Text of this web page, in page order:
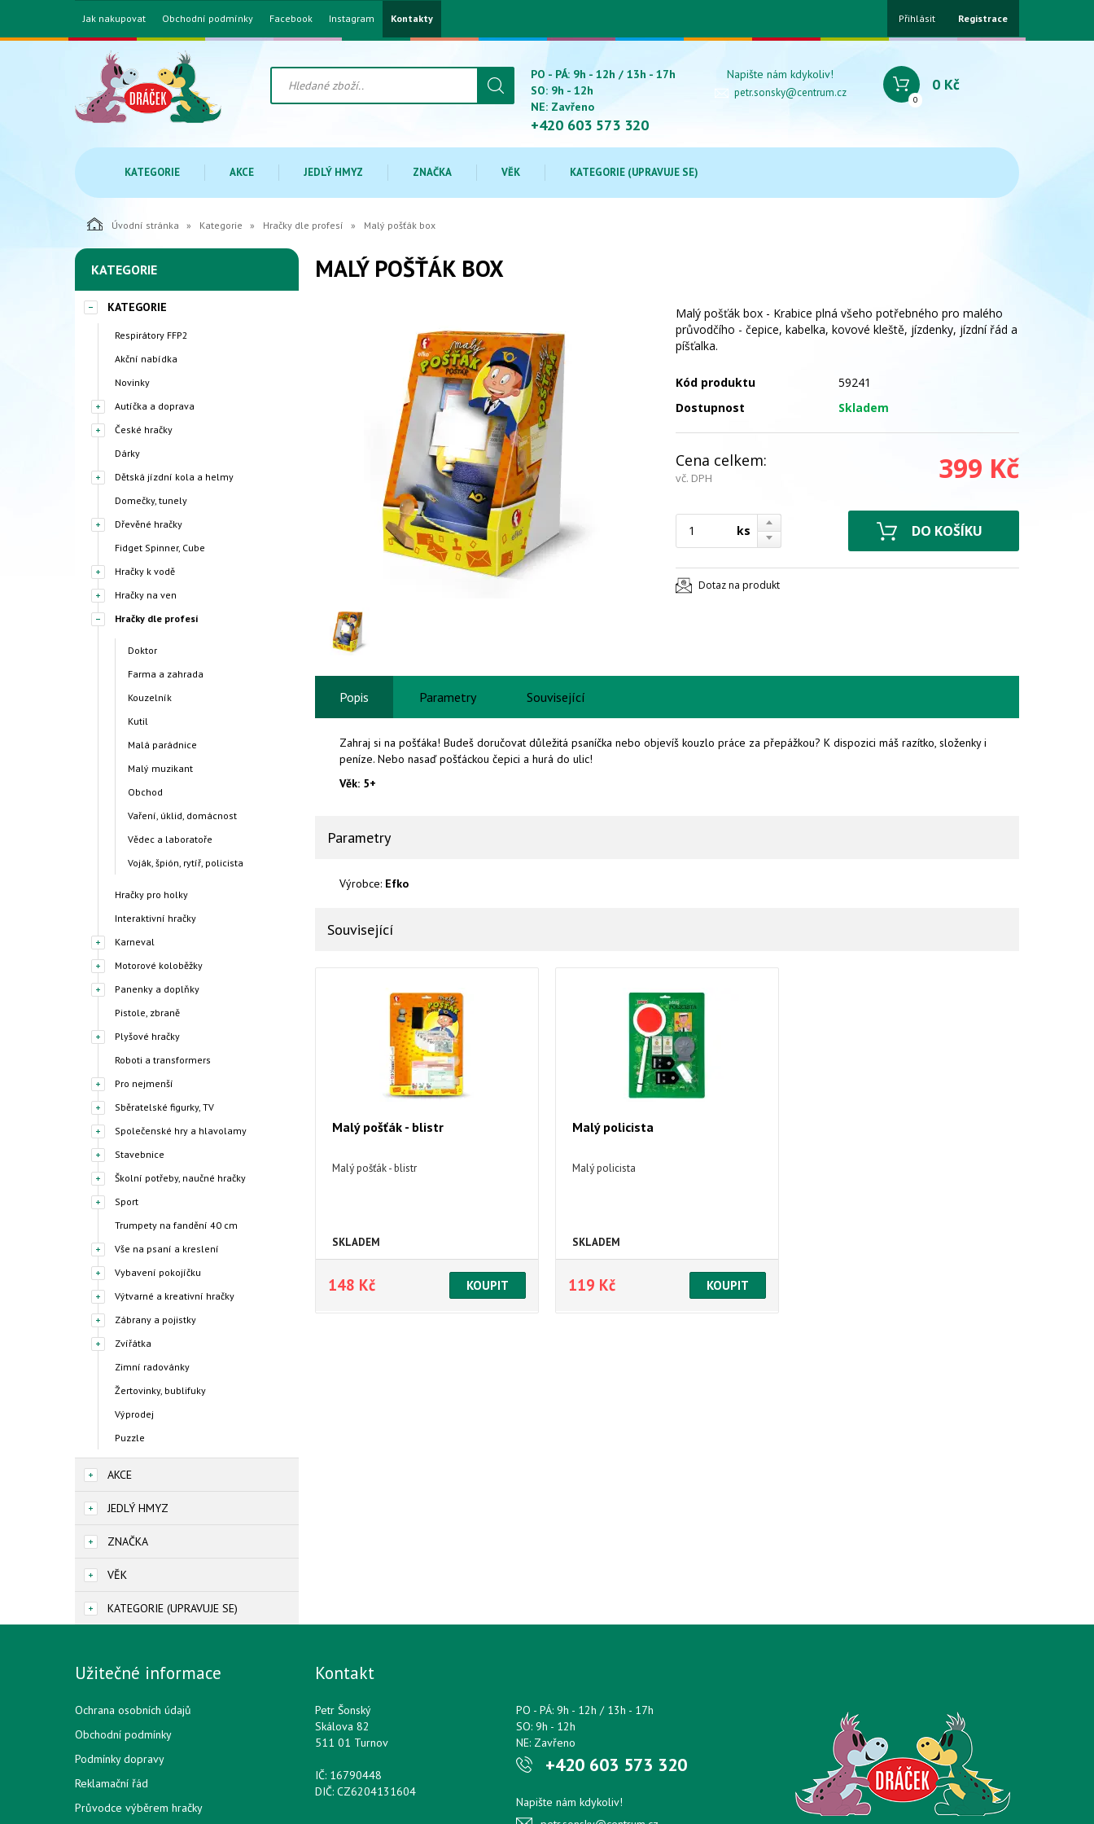
Jak nakupovat Obchodní podmínky Facebook Instagram Kontakty Přihlásit Registrace
PO - PÁ: 9h - 12h / 13h - 17h
SO: 9h - 12h
NE: Zavřeno
+420 603 573 320
Napište nám kdykoliv!
petr.sonsky@centrum.cz
0
0 Kč
KATEGORIE AKCE JEDLÝ HMYZ ZNAČKA VĚK KATEGORIE (UPRAVUJE SE)
Úvodní stránka Kategorie Hračky dle profesí Malý pošťák box
KATEGORIE
KATEGORIE
Respirátory FFP2
Akční nabídka
Novinky
Autíčka a doprava
České hračky
Dárky
Dětská jízdní kola a helmy
Domečky, tunely
Dřevěné hračky
Fidget Spinner, Cube
Hračky k vodě
Hračky na ven
Hračky dle profesí
Doktor
Farma a zahrada
Kouzelník
Kutil
Malá parádnice
Malý muzikant
Obchod
Vaření, úklid, domácnost
Vědec a laboratoře
Voják, špión, rytíř, policista
Hračky pro holky
Interaktivní hračky
Karneval
Motorové koloběžky
Panenky a doplňky
Pistole, zbraně
Plyšové hračky
Roboti a transformers
Pro nejmenší
Sběratelské figurky, TV
Společenské hry a hlavolamy
Stavebnice
Školní potřeby, naučné hračky
Sport
Trumpety na fandění 40 cm
Vše na psaní a kreslení
Vybavení pokojíčku
Výtvarné a kreativní hračky
Zábrany a pojistky
Zvířátka
Zimní radovánky
Žertovinky, bublifuky
Výprodej
Puzzle
AKCE
JEDLÝ HMYZ
ZNAČKA
VĚK
KATEGORIE (UPRAVUJE SE)
MALÝ POŠŤÁK BOX
Malý pošťák box - Krabice plná všeho potřebného pro malého
průvodčího - čepice, kabelka, kovové kleště, jízdenky, jízdní řád a
píšťalka.
Kód produktu
59241
Dostupnost
Skladem
Cena celkem:
vč. DPH 399 Kč
ks
Dotaz na produkt
Popis Parametry Související
Zahraj si na pošťáka! Budeš doručovat důležitá psaníčka nebo objevíš kouzlo práce za přepážkou? K dispozici máš razítko, složenky i
peníze. Nebo nasaď pošťáckou čepici a hurá do ulic!
Věk: 5+
Parametry
Výrobce: Efko
Související
Malý pošťák - blistr
Malý pošťák - blistr
SKLADEM
148 Kč
Malý policista
Malý policista
SKLADEM
119 Kč
Užitečné informace
Ochrana osobních údajů
Obchodní podmínky
Podmínky dopravy
Reklamační řád
Průvodce výběrem hračky
Kontakt
Petr Šonský
Skálova 82
511 01 Turnov
IČ: 16790448
DIČ: CZ6204131604
PO - PÁ: 9h - 12h / 13h - 17h
SO: 9h - 12h
NE: Zavřeno
+420 603 573 320
Napište nám kdykoliv!